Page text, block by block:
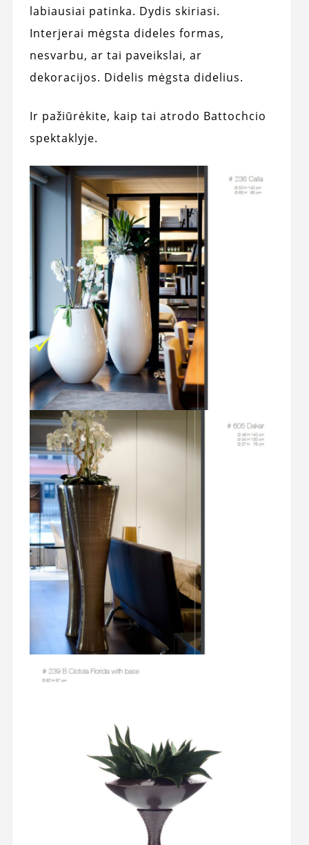
labiausiai patinka. Dydis skiriasi.
Interjerai mėgsta dideles formas,
nesvarbu, ar tai paveikslai, ar
dekoracijos. Didelis mėgsta didelius.
Ir pažiūrėkite, kaip tai atrodo Battochcio
spektaklyje.